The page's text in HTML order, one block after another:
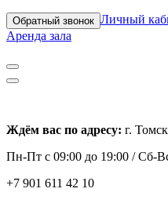
Обратный звонок Личный
Аренда зала
Ждём вас по адресу: г.
Пн-Пт с 09:00 до 19:00 /Сб-
+7 901 611 42 10